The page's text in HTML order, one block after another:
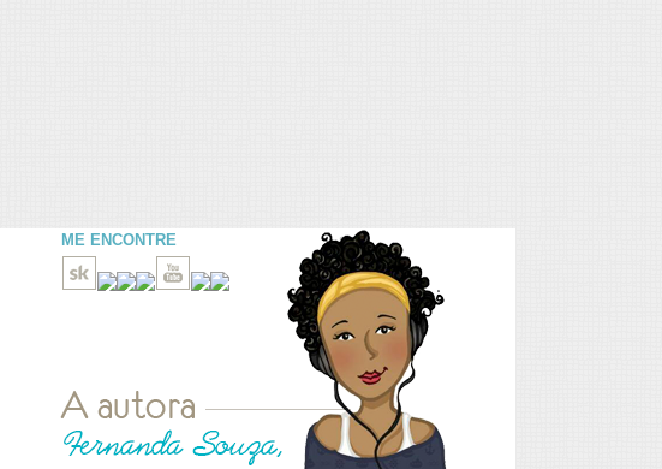
ME ENCONTRE